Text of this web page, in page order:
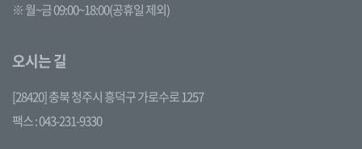
※ 월~금 09:00~18:00(공휴일 제외)
오시는 길
[28420] 충북 청주시 흥덕구 가로수로 1257
팩스 : 043-231-9330